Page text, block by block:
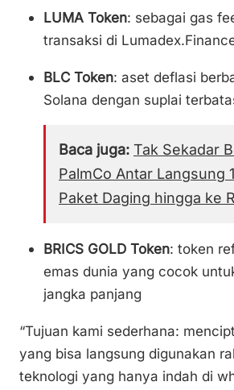
LUMA Token: sebagai gas
transaksi di
BLC Token: aset deflasi
Solana dengan suplai
Baca juga: Tak Sekadar
PalmCo Antar Langsung
Paket Daging hingga ke
BRICS GOLD Token: token
emas dunia yang cocok
jangka panjang
“Tujuan kami sederhana:
yang bisa langsung digunakan
teknologi yang hanya indah di